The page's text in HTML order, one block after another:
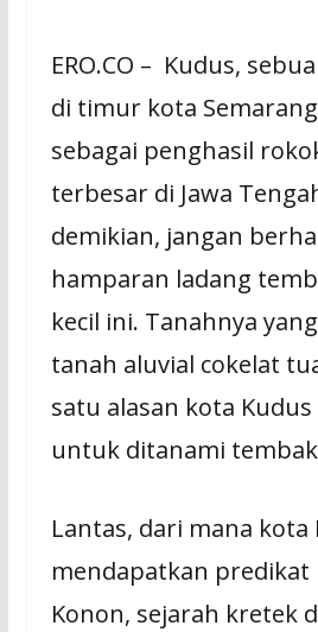
ERO.CO – Kudus,
di timur kota
sebagai penghasil
terbesar di Jawa
demikian, jangan
hamparan ladang
kecil ini. Tanahnya
tanah aluvial cokelat
satu alasan kota
untuk ditanami
Lantas, dari mana kota
mendapatkan predikat
Konon, sejarah kretek